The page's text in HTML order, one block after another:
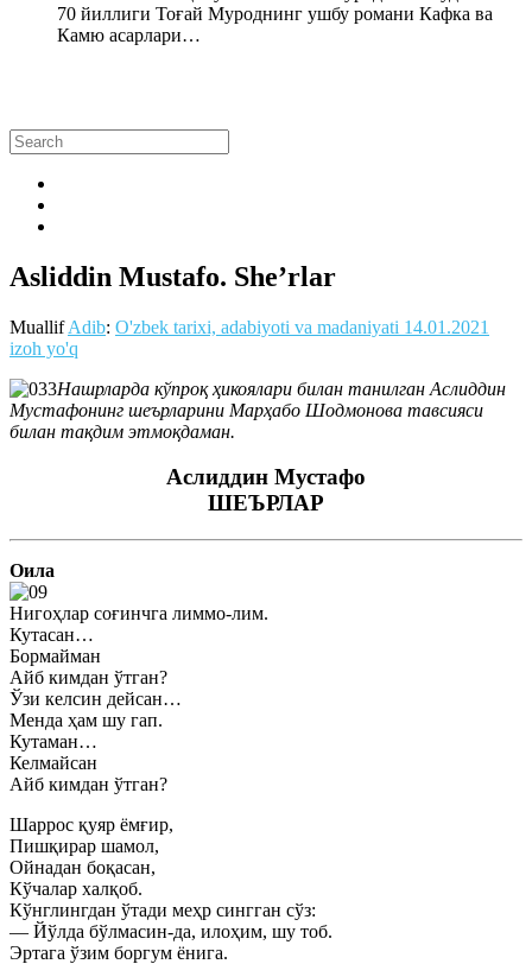
70 йиллиги Тоғай Муроднинг ушбу романи Кафка ва
Камю асарлари…
Asliddin Mustafo. She’rlar
MuallifAdib: O'zbek tarixi, adabiyoti va madaniyati 14.01.2021
izoh yo'q
Нашрларда кўпроқ ҳикоялари билан танилган Аслиддин
Мустафонинг шеърларини Марҳабо Шодмонова тавсияси
билан тақдим этмоқдаман.
Аслиддин Мустафо
ШЕЪРЛАР
Оила
Нигоҳлар соғинчга лиммо-лим.
Кутасан…
Бормайман
Айб кимдан ўтган?
Ўзи келсин дейсан…
Менда ҳам шу гап.
Кутаман…
Келмайсан
Айб кимдан ўтган?
Шаррос қуяр ёмғир,
Пишқирар шамол,
Ойнадан боқасан,
Кўчалар халқоб.
Кўнглингдан ўтади меҳр сингган сўз:
— Йўлда бўлмасин-да, илоҳим, шу тоб.
Эртага ўзим боргум ёнига.